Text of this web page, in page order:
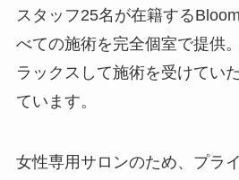
スタッフ25名が在籍する
べての施術を完全個室で提供
ラックスして施術を受けてい
ています。
女性専用サロンのため、プラ